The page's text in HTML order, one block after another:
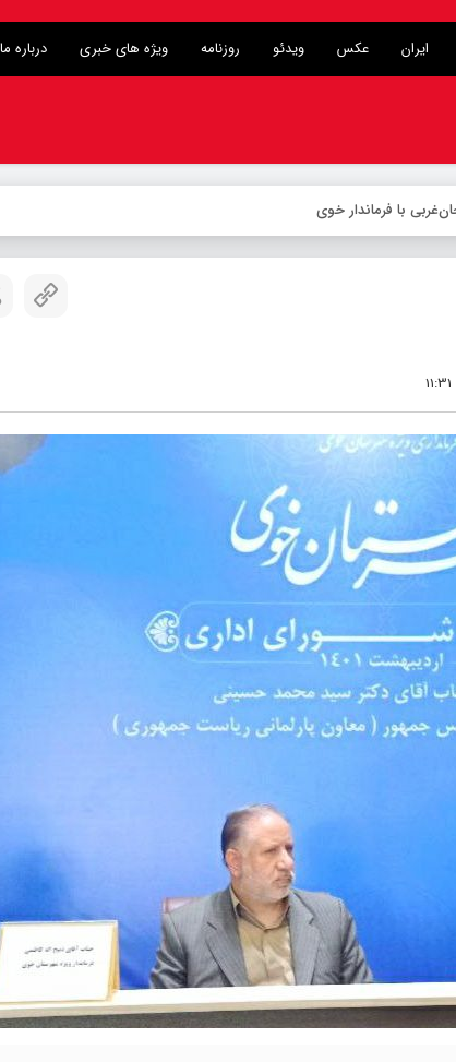
ایران عکس ویدئو روزنامه ویژه های خبری درباره ما